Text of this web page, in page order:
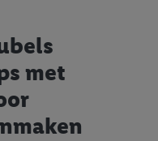
met